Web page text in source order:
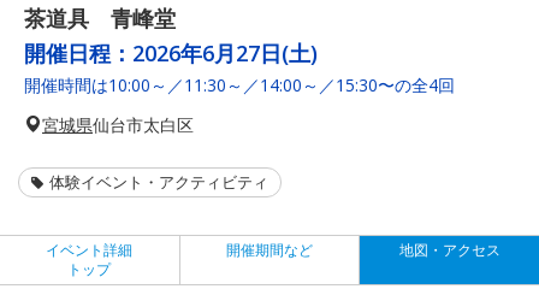
茶道具 青峰堂
開催日程： 2026年6月27日(土)
開催時間は10:00～／11:30～／14:00～／15:30〜の全4回
宮城県仙台市太白区
体験イベント・アクティビティ
イベント詳細
トップ
開催期間など 地図・アクセス